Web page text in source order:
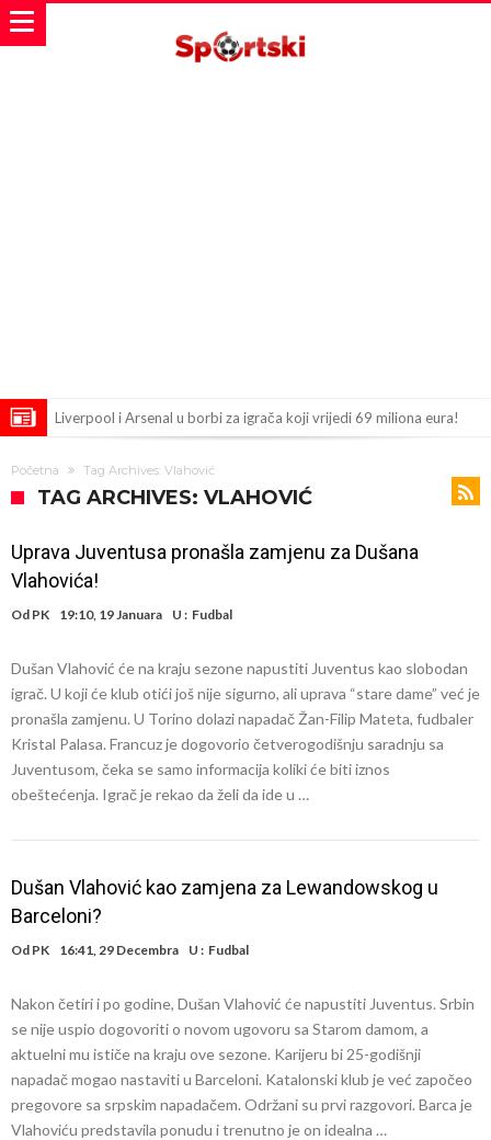
Liverpool i Arsenal u borbi za igrača koji vrijedi 69 miliona eura!
napokon poznat
Engleski reprezentativac optužen za napad u noćnom klubu
Ko je uvjerio Rodrija da izabere Barcelonu?
Manchester City pronašao idealnu zamjenu za Rodrija
Samo dva fudbalska velikana uspjela su ostvariti “nemoguće”! Jedan
od njih je Messi, znate li ko je drugi?
Прijelom u transferu Romera? Inter nema dovoljno sredstava,
Atletico prati situaciju.
Početna Tag Archives: Vlahović
TAG ARCHIVES: VLAHOVIĆ
Uprava Juventusa pronašla zamjenu za Dušana
Vlahovića!
Od PK 19:10, 19 Januara U : Fudbal
Dušan Vlahović će na kraju sezone napustiti Juventus kao slobodan
igrač. U koji će klub otići još nije sigurno, ali uprava “stare dame” već je
pronašla zamjenu. U Torino dolazi napadač Žan-Filip Mateta, fudbaler
Kristal Palasa. Francuz je dogovorio četverogodišnju saradnju sa
Juventusom, čeka se samo informacija koliki će biti iznos
obeštećenja. Igrač je rekao da želi da ide u …
Dušan Vlahović kao zamjena za Lewandowskog u
Barceloni?
Od PK 16:41, 29 Decembra U : Fudbal
Nakon četiri i po godine, Dušan Vlahović će napustiti Juventus. Srbin
se nije uspio dogovoriti o novom ugovoru sa Starom damom, a
aktuelni mu ističe na kraju ove sezone. Karijeru bi 25-godišnji
napadač mogao nastaviti u Barceloni. Katalonski klub je već započeo
pregovore sa srpskim napadačem. Održani su prvi razgovori. Barca je
Vlahoviću predstavila ponudu i trenutno je on idealna …